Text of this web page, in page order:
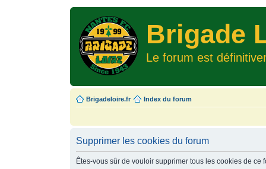
Brigade
Le forum est
Brigadeloire.fr Index du forum
Supprimer les cookies du forum
Êtes-vous sûr de vouloir supprimer tous les cookies de ce